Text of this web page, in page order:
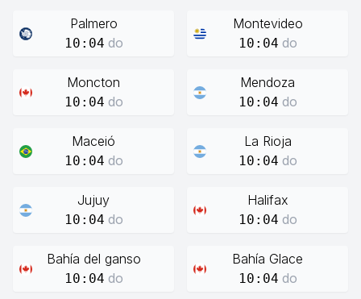
Palmero
10:04 do
Montevideo
10:04 do
Moncton
10:04 do
Mendoza
10:04 do
Maceió
10:04 do
La Rioja
10:04 do
Jujuy
10:04 do
Halifax
10:04 do
Bahía del ganso
10:04 do
Bahía Glace
10:04 do